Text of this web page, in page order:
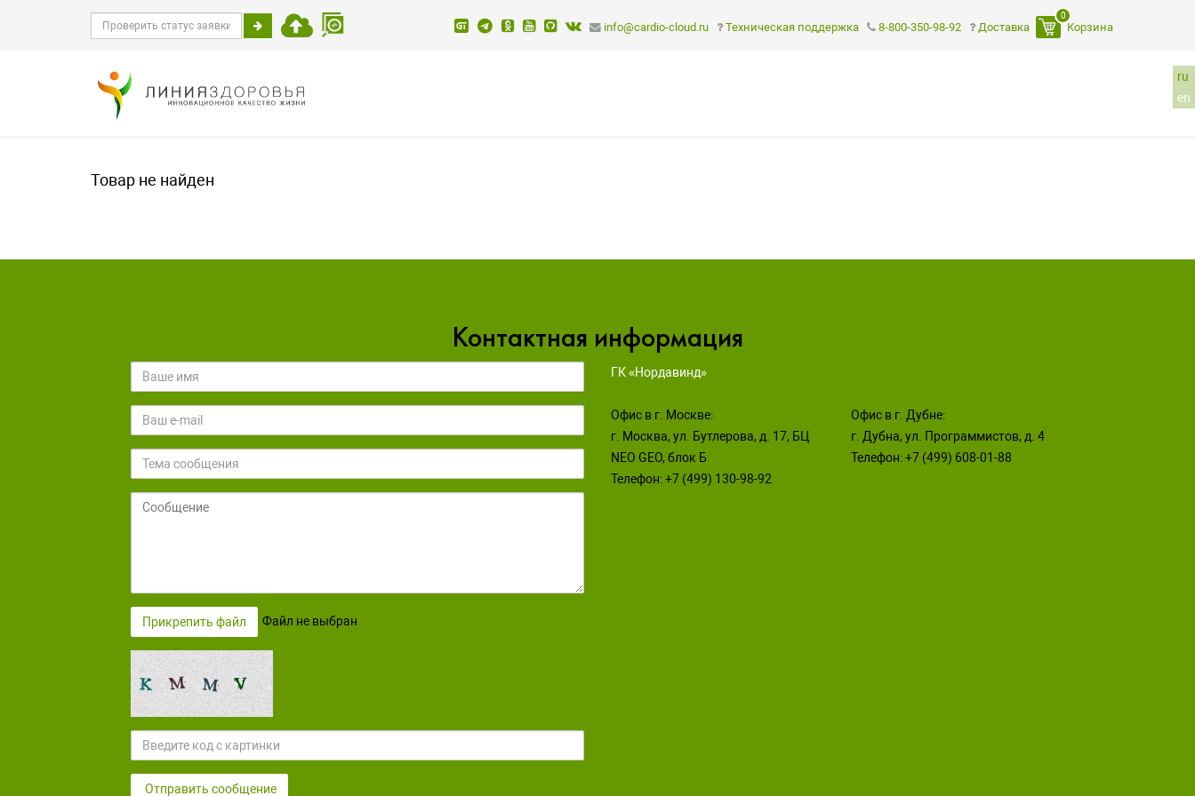
info@cardio-cloud.ru Техническая поддержка 8-800-350-98-92 Доставка
0
Корзина
ru
en
Товар не найден
Контактная информация
Прикрепить файл Файл не выбран
Отправить сообщение
ГК «Нордавинд»
Офис в г. Москве:
г. Москва, ул. Бутлерова, д. 17, БЦ
NEO GEO, блок Б
Телефон:+7 (499) 130-98-92
Офис в г. Дубне:
г. Дубна, ул. Программистов, д. 4
Телефон:+7 (499) 608-01-88